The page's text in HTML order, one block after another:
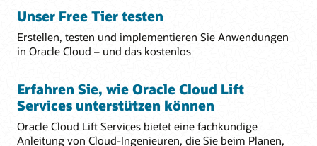
Unser Free Tier testen
Erstellen, testen und implementieren Sie Anwendungen
in Oracle Cloud – und das kostenlos
Erfahren Sie, wie Oracle Cloud Lift
Services unterstützen können
Oracle Cloud Lift Services bietet eine fachkundige
Anleitung von Cloud-Ingenieuren, die Sie beim Planen,